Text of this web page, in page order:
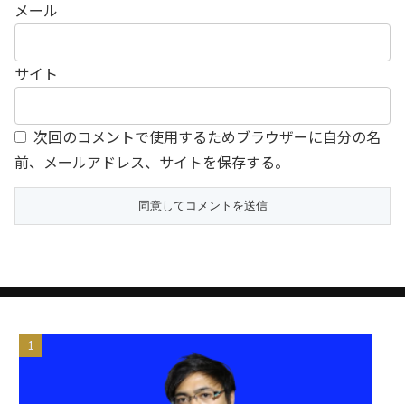
メール
サイト
次回のコメントで使用するためブラウザーに自分の名
前、メールアドレス、サイトを保存する。